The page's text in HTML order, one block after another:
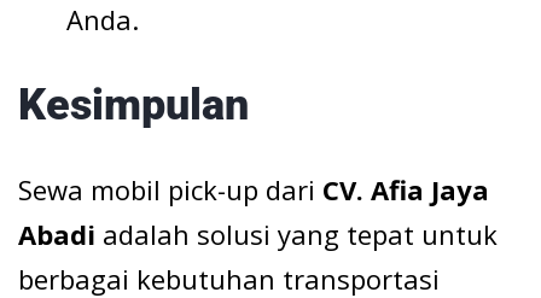
Anda.
Kesimpulan
Sewa mobil pick-up dari CV. Afia Jaya
Abadi adalah solusi yang tepat untuk
berbagai kebutuhan transportasi